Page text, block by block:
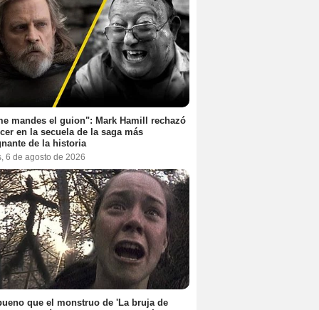
mandes el guion": Mark Hamill rechazó
en la secuela de la saga más
de la historia
6 de agosto de 2026
que el monstruo de 'La bruja de